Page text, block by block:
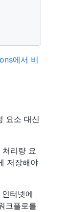
에서 비
요소 대신
리량 요
저장해야
터넷에
크플로를